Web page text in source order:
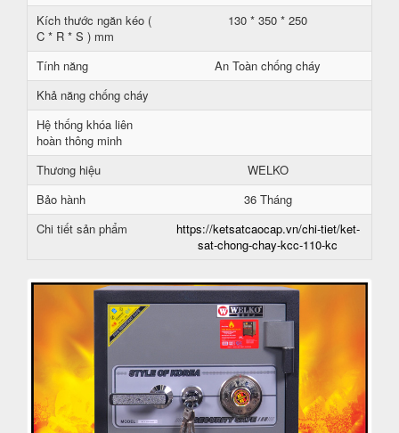
Kích thước ngăn kéo (
C * R * S ) mm
130 * 350 * 250
Tính năng
An Toàn chống cháy
Khả năng chống cháy
Hệ thống khóa liên
hoàn thông minh
Thương hiệu
WELKO
Bảo hành
36 Tháng
Chi tiết sản phẩm
https://ketsatcaocap.vn/chi-tiet/ket-
sat-chong-chay-kcc-110-kc